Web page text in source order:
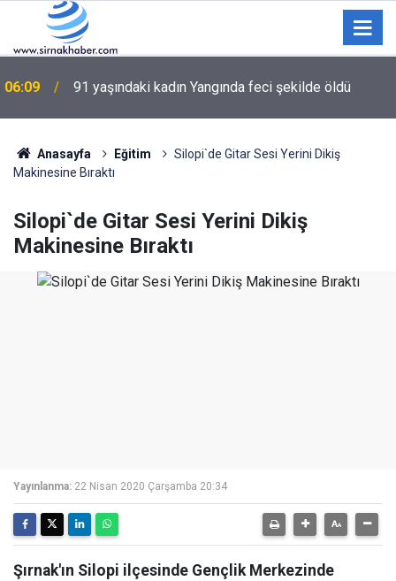
06:09 91 yaşındaki kadın Yangında feci şekilde öldü
Anasayfa Eğitim
Silopi`de Gitar Sesi Yerini Dikiş
Makinesine Bıraktı
Silopi`de Gitar Sesi Yerini Dikiş
Makinesine Bıraktı
Yayınlanma: 22 Nisan 2020 Çarşamba 20:34
Şırnak'ın Silopi ilçesinde Gençlik Merkezinde